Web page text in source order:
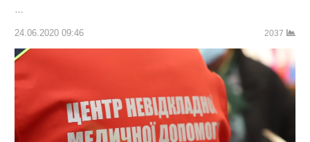
24.06.2020 09:46 2037